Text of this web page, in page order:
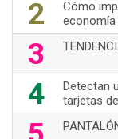
2
Cómo
3
4
Detectan
tarjetas